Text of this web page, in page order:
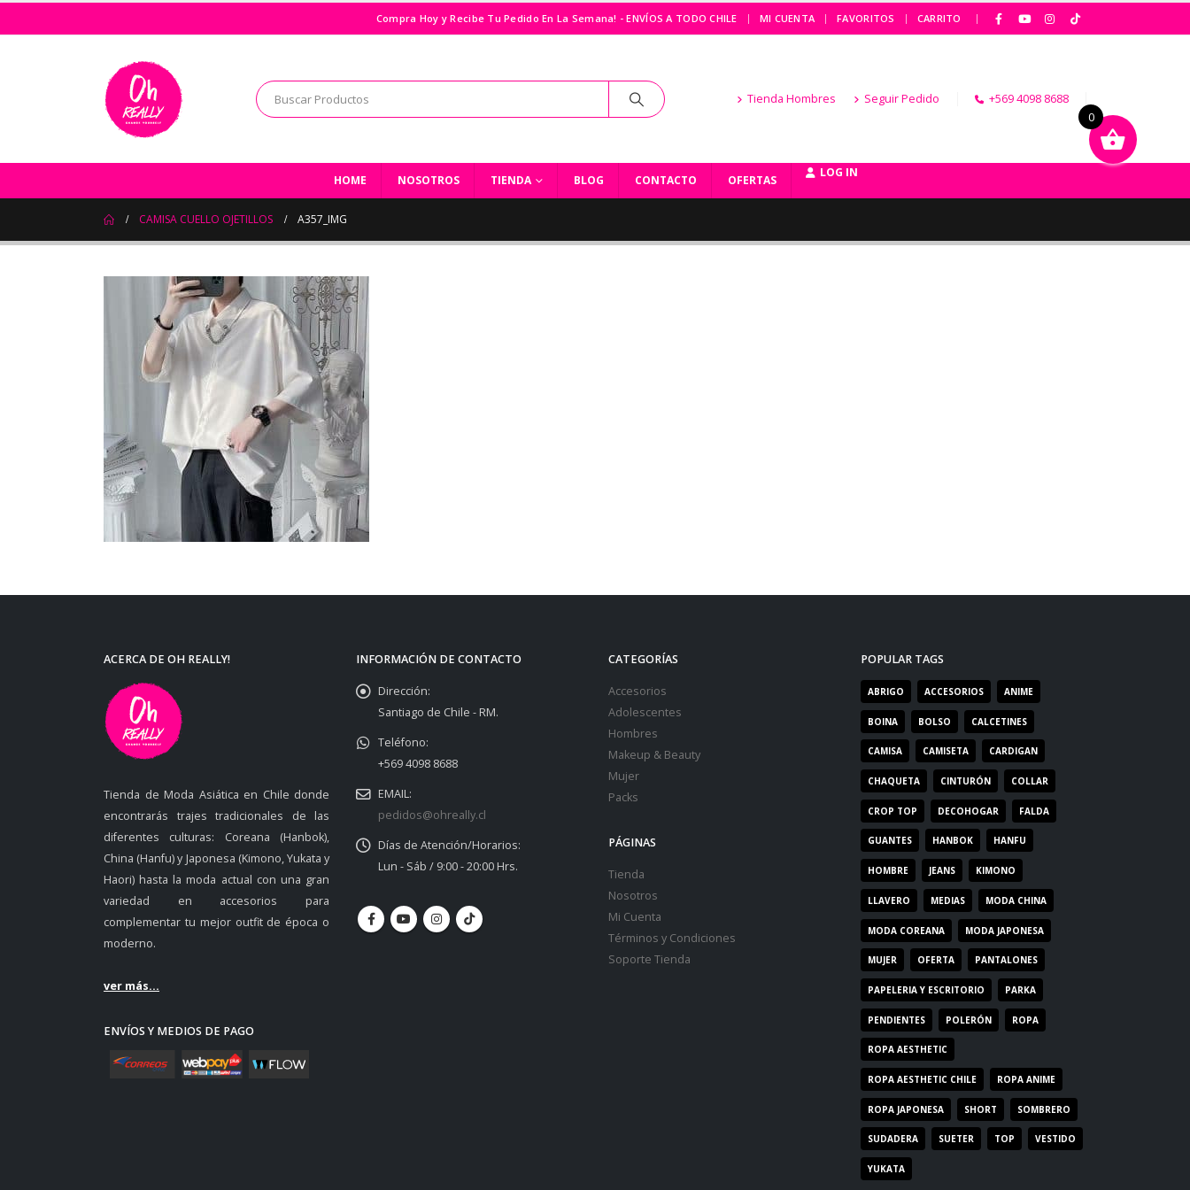
Compra Hoy y Recibe Tu Pedido En La Semana! - ENVÍOS A TODO CHILE | MI CUENTA FAVORITOS CARRITO |
Tienda Hombres Seguir Pedido +569 4098 8688
HOME NOSOTROS TIENDA BLOG CONTACTO OFERTAS
LOG IN
CAMISA CUELLO OJETILLOS A357_IMG
ACERCA DE OH REALLY!
Tienda de Moda Asiática en Chile donde
encontrarás trajes tradicionales de las
diferentes culturas: Coreana (Hanbok),
China (Hanfu) y Japonesa (Kimono, Yukata y
Haori) hasta la moda actual con una gran
variedad en accesorios para
complementar tu mejor outfit de época o
moderno.
ver más...
ENVÍOS Y MEDIOS DE PAGO
INFORMACIÓN DE CONTACTO
Dirección:
Santiago de Chile - RM.
Teléfono:
+569 4098 8688
EMAIL:
pedidos@ohreally.cl
Días de Atención/Horarios:
Lun - Sáb / 9:00 - 20:00 Hrs.
CATEGORÍAS
Accesorios
Adolescentes
Hombres
Makeup & Beauty
Mujer
Packs
PÁGINAS
Tienda
Nosotros
Mi Cuenta
Términos y Condiciones
Soporte Tienda
POPULAR TAGS
ABRIGO ACCESORIOS ANIME
BOINA BOLSO CALCETINES
CAMISA CAMISETA CARDIGAN
CHAQUETA CINTURÓN COLLAR
CROP TOP DECOHOGAR FALDA
GUANTES HANBOK HANFU
HOMBRE JEANS KIMONO
LLAVERO MEDIAS MODA CHINA
MODA COREANA MODA JAPONESA
MUJER OFERTA PANTALONES
PAPELERIA Y ESCRITORIO PARKA
PENDIENTES POLERÓN ROPA
ROPA AESTHETIC
ROPA AESTHETIC CHILE ROPA ANIME
ROPA JAPONESA SHORT SOMBRERO
SUDADERA SUETER TOP VESTIDO
YUKATA
0